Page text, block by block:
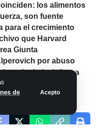
de
Acepto
los alimentos
son fuente
para el crecimiento
que Harvard
Giunta
por abuso
jugada de la defensa